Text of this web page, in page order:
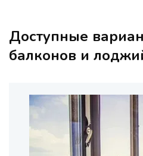
Доступные
балконов и